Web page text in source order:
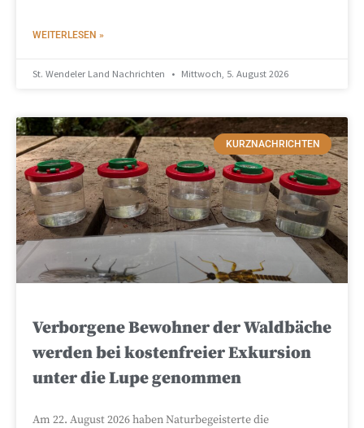
WEITERLESEN »
St. Wendeler Land Nachrichten Mittwoch, 5. August 2026
KURZNACHRICHTEN
Verborgene Bewohner der Waldbäche
werden bei kostenfreier Exkursion
unter die Lupe genommen
Am 22. August 2026 haben Naturbegeisterte die